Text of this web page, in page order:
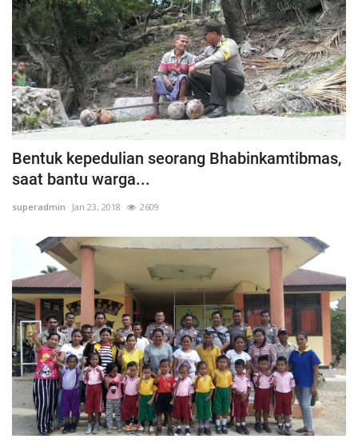
Bentuk kepedulian seorang Bhabinkamtibmas,
saat bantu warga...
superadmin Jan 23, 2018 2609